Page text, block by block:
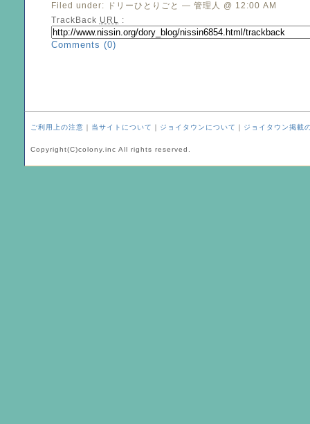
Filed under:
ドリーひとりごと — 管理人 @ 12:00 AM
TrackBack URL :
Comments (0)
ご利用上の注意 当サイトについて ジョイタウンについて ジョイタウン掲載
Copyright(C)colony.inc All rights reserved.